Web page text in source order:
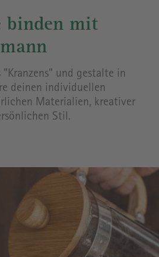
binden mit
"Kranzens" und gestalte in
deinen individuellen
Materialien, kreativer
Stil.